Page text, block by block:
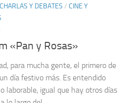
CHARLAS Y DEBATES / CINE Y
«Pan y Rosas»
para mucha gente, el primero de
día festivo más. Es entendido
laborable, igual que hay otros días